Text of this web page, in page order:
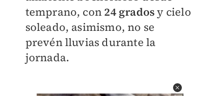
temprano, con 24 gradosy cielo
soleado, asimismo, no se
prevén lluvias durante la
jornada.